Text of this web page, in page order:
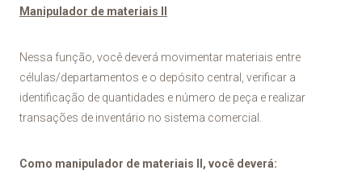
Manipulador de materiais II
Nessa função, você deverá movimentar materiais entre
células/departamentos e o depósito central, verificar a
identificação de quantidades e número de peça e realizar
transações de inventário no sistema comercial.
Como manipulador de materiais II, você deverá: